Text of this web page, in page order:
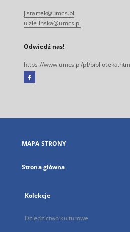
j.startek@umcs.pl
u.zielinska@umcs.pl
Odwiedź nas!
https://www.umcs.pl/pl/biblioteka.htm
Facebook
się
karcie
MAPA STRONY
Strona główna
Kolekcje
Dziedzictwo kulturowe